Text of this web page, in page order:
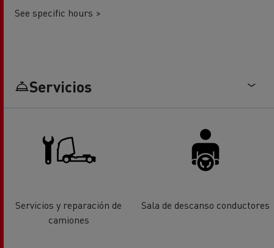
See specific hours >
Servicios
Servicios y reparación de
camiones
Sala de descanso conductores